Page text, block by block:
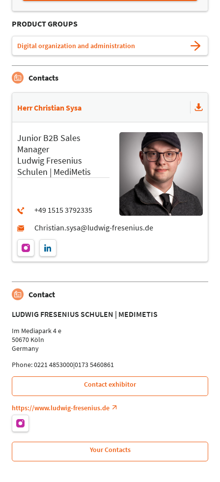
PRODUCT GROUPS
Digital organization and administration
Contacts
Herr Christian Sysa
Junior B2B Sales
Manager
Ludwig Fresenius
Schulen | MediMetis
Contact
LUDWIG FRESENIUS SCHULEN | MEDIMETIS
Im Mediapark 4 e
50670 Köln
Germany
Phone: 0221 4853000|0173 5460861
Contact exhibitor
https://www.ludwig-fresenius.de
Your Contacts